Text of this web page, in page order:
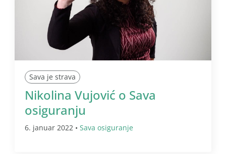
Sava je strava
Nikolina Vujović o Sava
osiguranju
6. januar 2022 • Sava osiguranje